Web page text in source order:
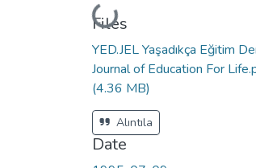
Loading...
Files
YED.JEL Yaşadıkça Eğitim
Journal of Education For
(4.36 MB)
Alıntıla
Date